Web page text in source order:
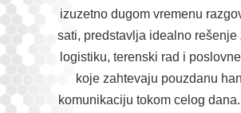
izuzetno dugom vremenu
sati, predstavlja idealno rešenje
logistiku, terenski rad i
koje zahtevaju pouzdanu
komunikaciju tokom celog